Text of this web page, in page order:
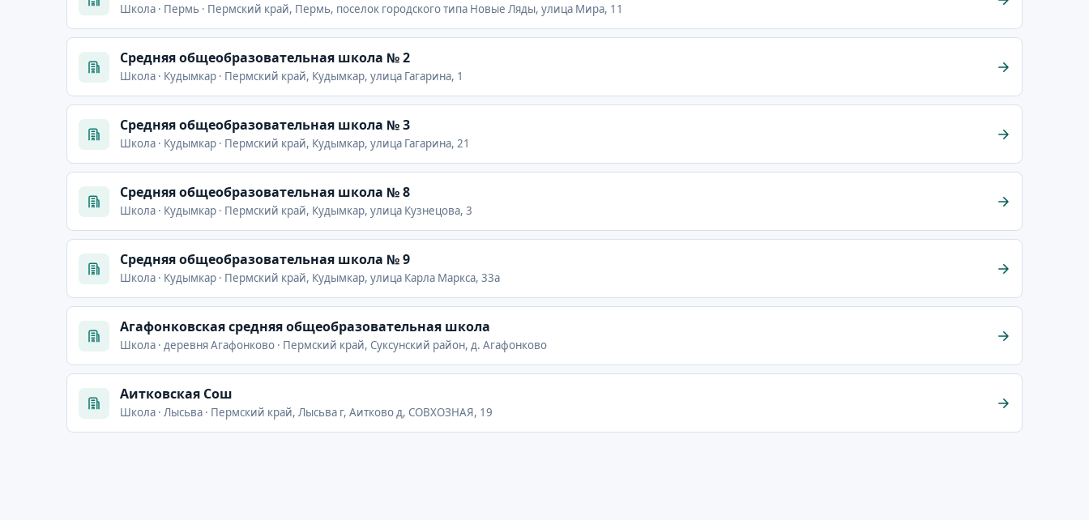
Школа · Пермь · Пермский край, Пермь, поселок городского типа Новые Ляды, улица Мира, 11
Cредняя общеобразовательная школа № 2
Школа · Кудымкар · Пермский край, Кудымкар, улица Гагарина, 1
Cредняя общеобразовательная школа № 3
Школа · Кудымкар · Пермский край, Кудымкар, улица Гагарина, 21
Cредняя общеобразовательная школа № 8
Школа · Кудымкар · Пермский край, Кудымкар, улица Кузнецова, 3
Cредняя общеобразовательная школа № 9
Школа · Кудымкар · Пермский край, Кудымкар, улица Карла Маркса, 33а
Агафонковская средняя общеобразовательная школа
Школа · деревня Агафонково · Пермский край, Суксунский район, д. Агафонково
Аитковская Сош
Школа · Лысьва · Пермский край, Лысьва г, Аитково д, СОВХОЗНАЯ, 19